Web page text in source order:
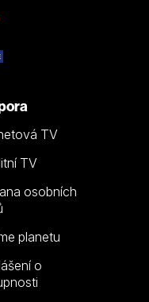
TV
TV
osobních
planetu
o